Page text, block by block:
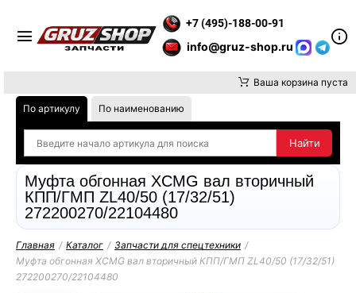
+7 (495)-188-00-91
info@gruz-shop.ru
Ваша корзина пуста
По артикулу По наименованию
Муфта обгонная XCMG вал вторичный
КПП/ГМП ZL40/50 (17/32/51)
272200270/22104480
Главная / Каталог / Запчасти для спецтехники /
Муфта обгонная XCMG вал вторичный КПП/ГМП ZL40/50 (17/32/51)
272200270/22104480